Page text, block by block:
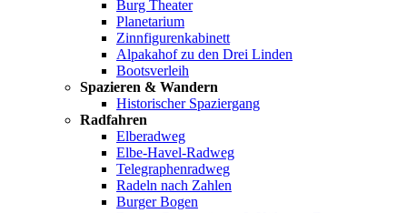
Burg Theater
Planetarium
Zinnfigurenkabinett
Alpakahof zu den Drei Linden
Bootsverleih
Spazieren & Wandern
Historischer Spaziergang
Radfahren
Elberadweg
Elbe-Havel-Radweg
Telegraphenradweg
Radeln nach Zahlen
Burger Bogen